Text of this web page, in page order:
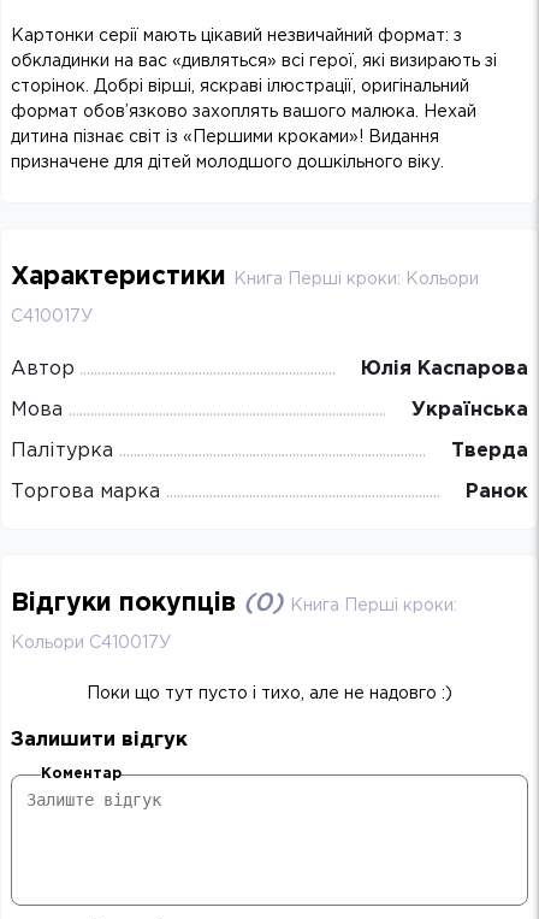
Картонки серії мають цікавий незвичайний формат: з
обкладинки на вас «дивляться» всі герої, які визирають зі
сторінок. Добрі вірші, яскраві ілюстрації, оригінальний
формат обов’язково захоплять вашого малюка. Нехай
дитина пізнає світ із «Першими кроками»! Видання
призначене для дітей молодшого дошкільного віку.
Характеристики Книга Перші кроки: Кольори
С410017У
Автор Юлія Каспарова
Мова Українська
Палітурка Тверда
Торгова марка Ранок
Відгуки покупців (0) Книга Перші кроки:
Кольори С410017У
Поки що тут пусто і тихо, але не надовго :)
Залишити відгук
Коментар